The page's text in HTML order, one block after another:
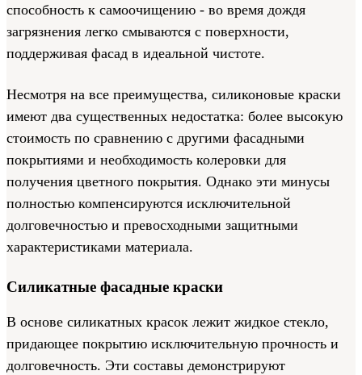
способность к самоочищению - во время дождя
загрязнения легко смываются с поверхности,
поддерживая фасад в идеальной чистоте.
Несмотря на все преимущества, силиконовые краски
имеют два существенных недостатка: более высокую
стоимость по сравнению с другими фасадными
покрытиями и необходимость колеровки для
получения цветного покрытия. Однако эти минусы
полностью компенсируются исключительной
долговечностью и превосходными защитными
характеристиками материала.
Силикатные фасадные краски
В основе силикатных красок лежит жидкое стекло,
придающее покрытию исключительную прочность и
долговечность. Эти составы демонстрируют